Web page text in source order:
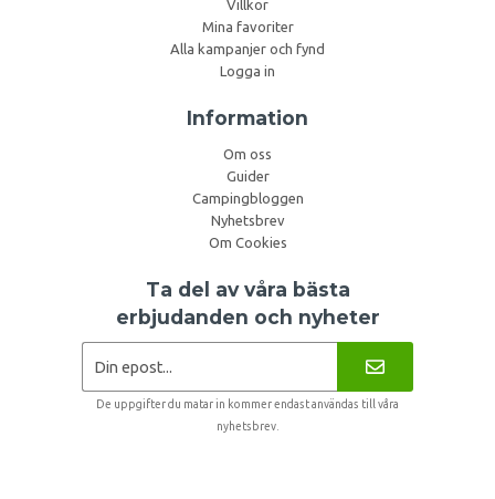
Villkor
Mina favoriter
Alla kampanjer och fynd
Logga in
Information
Om oss
Guider
Campingbloggen
Nyhetsbrev
Om Cookies
Ta del av våra bästa
erbjudanden och nyheter
De uppgifter du matar in kommer endast användas till våra
nyhetsbrev.